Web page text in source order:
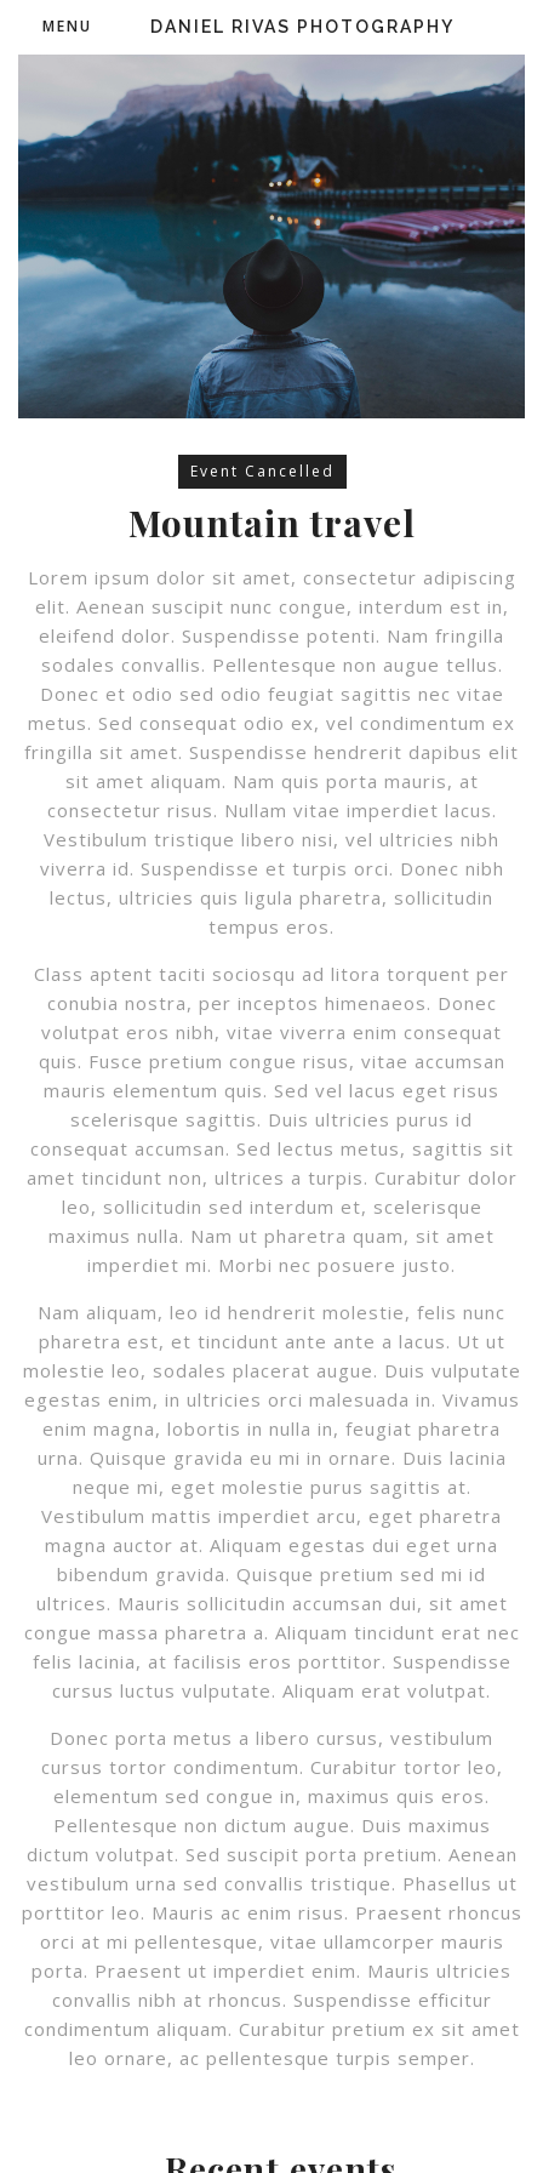
DANIEL RIVAS PHOTOGRAPHY
MENU
Event Cancelled
Mountain travel
Lorem ipsum dolor sit amet, consectetur adipiscing
elit. Aenean suscipit nunc congue, interdum est in,
eleifend dolor. Suspendisse potenti. Nam fringilla
sodales convallis. Pellentesque non augue tellus.
Donec et odio sed odio feugiat sagittis nec vitae
metus. Sed consequat odio ex, vel condimentum ex
fringilla sit amet. Suspendisse hendrerit dapibus elit
sit amet aliquam. Nam quis porta mauris, at
consectetur risus. Nullam vitae imperdiet lacus.
Vestibulum tristique libero nisi, vel ultricies nibh
viverra id. Suspendisse et turpis orci. Donec nibh
lectus, ultricies quis ligula pharetra, sollicitudin
tempus eros.
Class aptent taciti sociosqu ad litora torquent per
conubia nostra, per inceptos himenaeos. Donec
volutpat eros nibh, vitae viverra enim consequat
quis. Fusce pretium congue risus, vitae accumsan
mauris elementum quis. Sed vel lacus eget risus
scelerisque sagittis. Duis ultricies purus id
consequat accumsan. Sed lectus metus, sagittis sit
amet tincidunt non, ultrices a turpis. Curabitur dolor
leo, sollicitudin sed interdum et, scelerisque
maximus nulla. Nam ut pharetra quam, sit amet
imperdiet mi. Morbi nec posuere justo.
Nam aliquam, leo id hendrerit molestie, felis nunc
pharetra est, et tincidunt ante ante a lacus. Ut ut
molestie leo, sodales placerat augue. Duis vulputate
egestas enim, in ultricies orci malesuada in. Vivamus
enim magna, lobortis in nulla in, feugiat pharetra
urna. Quisque gravida eu mi in ornare. Duis lacinia
neque mi, eget molestie purus sagittis at.
Vestibulum mattis imperdiet arcu, eget pharetra
magna auctor at. Aliquam egestas dui eget urna
bibendum gravida. Quisque pretium sed mi id
ultrices. Mauris sollicitudin accumsan dui, sit amet
congue massa pharetra a. Aliquam tincidunt erat nec
felis lacinia, at facilisis eros porttitor. Suspendisse
cursus luctus vulputate. Aliquam erat volutpat.
Donec porta metus a libero cursus, vestibulum
cursus tortor condimentum. Curabitur tortor leo,
elementum sed congue in, maximus quis eros.
Pellentesque non dictum augue. Duis maximus
dictum volutpat. Sed suscipit porta pretium. Aenean
vestibulum urna sed convallis tristique. Phasellus ut
porttitor leo. Mauris ac enim risus. Praesent rhoncus
orci at mi pellentesque, vitae ullamcorper mauris
porta. Praesent ut imperdiet enim. Mauris ultricies
convallis nibh at rhoncus. Suspendisse efficitur
condimentum aliquam. Curabitur pretium ex sit amet
leo ornare, ac pellentesque turpis semper.